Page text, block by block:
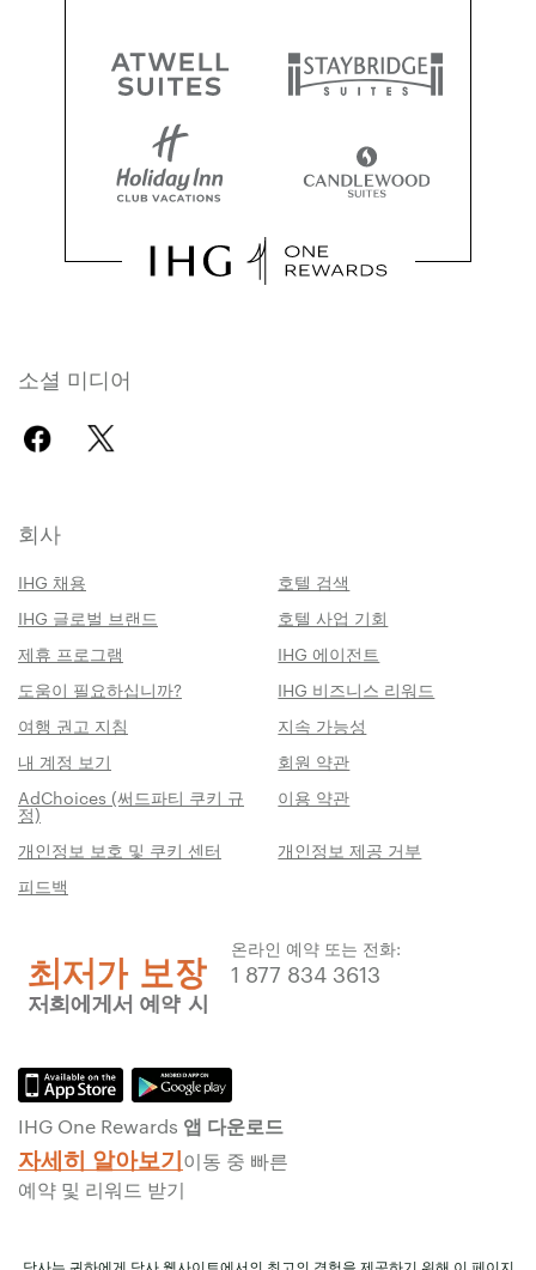
소셜 미디어
회사
IHG 채용
호텔 검색
IHG 글로벌 브랜드
호텔 사업 기회
제휴 프로그램
IHG 에이전트
도움이 필요하십니까?
IHG 비즈니스 리워드
여행 권고 지침
지속 가능성
내 계정 보기
회원 약관
AdChoices (써드파티 쿠키 규
정)
이용 약관
개인정보 보호 및 쿠키 센터
개인정보 제공 거부
피드백
온라인 예약 또는 전화:
1 877 834 3613
IHG One Rewards 앱 다운로드
자세히 알아보기이동 중 빠른
예약 및 리워드 받기